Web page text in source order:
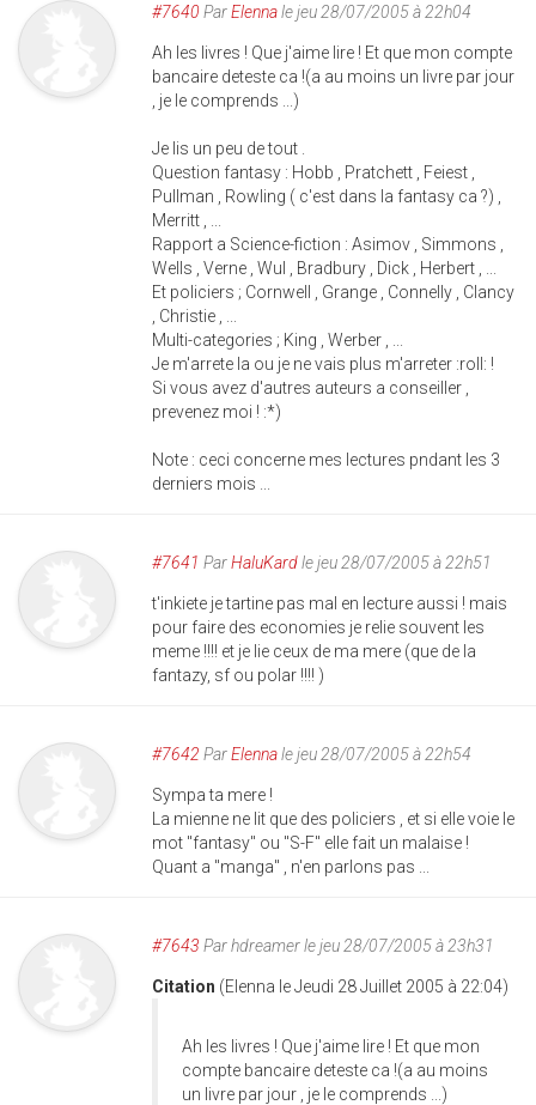
#7640 ParElennale jeu 28/07/2005 à 22h04
Ah les livres ! Que j'aime lire ! Et que mon compte
bancaire deteste ca !(a au moins un livre par jour
, je le comprends ...)
Je lis un peu de tout .
Question fantasy : Hobb , Pratchett , Feiest ,
Pullman , Rowling ( c'est dans la fantasy ca ?) ,
Merritt , ...
Rapport a Science-fiction : Asimov , Simmons ,
Wells , Verne , Wul , Bradbury , Dick , Herbert , ...
Et policiers ; Cornwell , Grange , Connelly , Clancy
, Christie , ...
Multi-categories ; King , Werber , ...
Je m'arrete la ou je ne vais plus m'arreter :roll: !
Si vous avez d'autres auteurs a conseiller ,
prevenez moi ! :*)
Note : ceci concerne mes lectures pndant les 3
derniers mois ...
#7641 ParHaluKardle jeu 28/07/2005 à 22h51
t'inkiete je tartine pas mal en lecture aussi ! mais
pour faire des economies je relie souvent les
meme !!!! et je lie ceux de ma mere (que de la
fantazy, sf ou polar !!!! )
#7642 ParElennale jeu 28/07/2005 à 22h54
Sympa ta mere !
La mienne ne lit que des policiers , et si elle voie le
mot "fantasy" ou "S-F" elle fait un malaise !
Quant a "manga" , n'en parlons pas ...
#7643 Parhdreamerle jeu 28/07/2005 à 23h31
Citation (Elenna le Jeudi 28 Juillet 2005 à 22:04)
Ah les livres ! Que j'aime lire ! Et que mon
compte bancaire deteste ca !(a au moins
un livre par jour , je le comprends ...)